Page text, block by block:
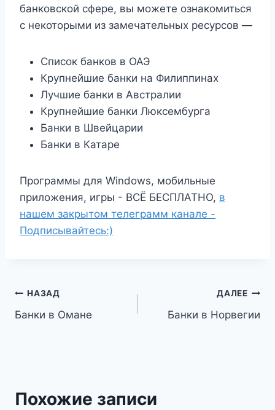
банковской сфере, вы можете ознакомиться
с некоторыми из замечательных ресурсов —
Список банков в ОАЭ
Крупнейшие банки на Филиппинах
Лучшие банки в Австралии
Крупнейшие банки Люксембурга
Банки в Швейцарии
Банки в Катаре
Программы для Windows, мобильные
приложения, игры - ВСЁ БЕСПЛАТНО, в
нашем закрытом телеграмм канале -
Подписывайтесь:)
Навигация
по
НАЗАД
Банки в Омане
ДАЛЕЕ
Банки в Норвегии
Похожие записи